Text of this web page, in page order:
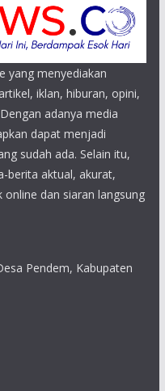
yang menyediakan
iklan, hiburan, opini,
adanya media
dapat menjadi
sudah ada. Selain itu,
berita aktual, akurat,
dan siaran langsung
Pendem, Kabupaten